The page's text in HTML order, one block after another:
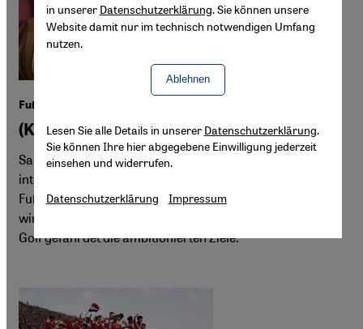
Fußball und Sportpolitik in Saudi-Arabien
(K)ein saudisches Sommermärchen
Saudi-Arabien ist zum einflussreichen Akteur in der
internationalen Sportpolitik aufgestiegen – gerade im
Fußball. Die WM, die 2034 vom Königreich ausgetragen
wird, ist ein zentrales Prestigeprojekt. Doch der Krieg am
Golf gefährdet die ambitionierten Ziele.
in unserer Datenschutzerklärung. Sie können unsere
Website damit nur im technisch notwendigen Umfang
nutzen.
Ablehnen
Lesen Sie alle Details in unserer Datenschutzerklärung.
Sie können Ihre hier abgegebene Einwilligung jederzeit
einsehen und widerrufen.
Datenschutzerklärung Impressum